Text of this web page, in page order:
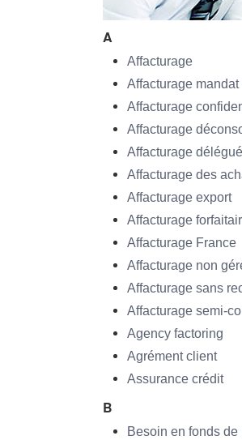
A
Affacturage
Affacturage
Affacturage
Affacturage
Affacturage délégué
Affacturage des
Affacturage export
Affacturage
Affacturage France
Affacturage non
Affacturage sans
Affacturage semi-
Agency factoring
Agrément client
Assurance crédit
B
Besoin en fonds de